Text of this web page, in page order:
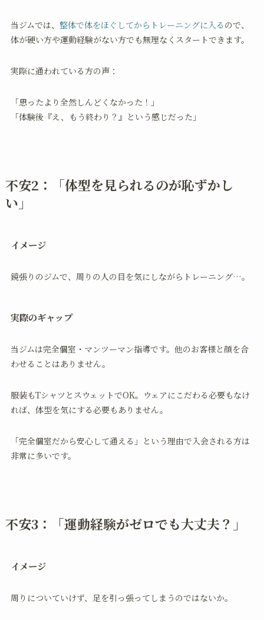
当ジムでは、 整体で体をほぐしてからトレーニングに入る ので、
体が硬い方や運動経験がない方でも無理なくスタートできます。
実際に通われている方の声：
「思ったより全然しんどくなかった！」
「体験後『え、もう終わり？』という感じだった」
不安2：「体型を見られるのが恥ずかし
い」
イメージ
鏡張りのジムで、周りの人の目を気にしながらトレーニング…。
実際のギャップ
当ジムは完全個室・マンツーマン指導です。他のお客様と顔を合
わせることはありません。
服装もTシャツとスウェットでOK。ウェアにこだわる必要もなけ
れば、体型を気にする必要もありません。
「完全個室だから安心して通える」という理由で入会される方は
非常に多いです。
不安3：「運動経験がゼロでも大丈夫？」
イメージ
周りについていけず、足を引っ張ってしまうのではないか。